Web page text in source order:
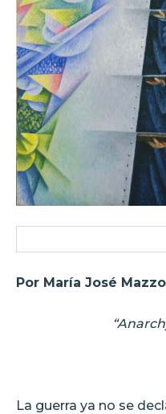
Por María José
La guerra ya no se